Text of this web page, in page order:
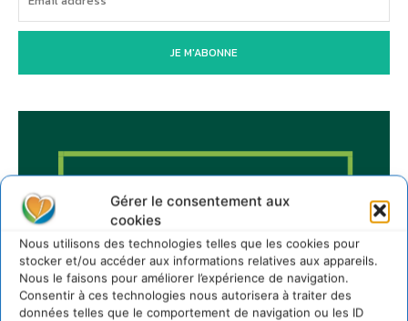
Gérer le consentement aux
cookies
Nous utilisons des technologies telles que les cookies pour
stocker et/ou accéder aux informations relatives aux appareils.
Nous le faisons pour améliorer l’expérience de navigation.
Consentir à ces technologies nous autorisera à traiter des
données telles que le comportement de navigation ou les ID
JE M'ABONNE